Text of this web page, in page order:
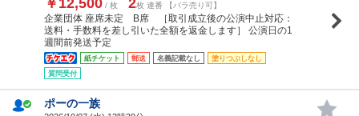
/ 枚 枚 連番 【バラ売り可】
企業団体 座席未定 B席 ［取引成立後の公演中止対応：
送料・手数料を差し引いた全額を返金します］ 公演日の1
週間前発送予定
紙チケット 郵送 名義記載なし
塗りつぶしなし
質問受付
ポーの一族